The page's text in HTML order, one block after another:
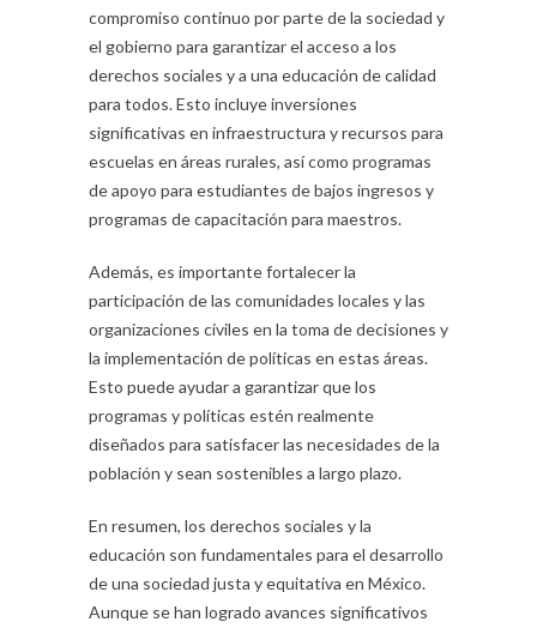
compromiso continuo por parte de la sociedad y
el gobierno para garantizar el acceso a los
derechos sociales y a una educación de calidad
para todos. Esto incluye inversiones
significativas en infraestructura y recursos para
escuelas en áreas rurales, así como programas
de apoyo para estudiantes de bajos ingresos y
programas de capacitación para maestros.
Además, es importante fortalecer la
participación de las comunidades locales y las
organizaciones civiles en la toma de decisiones y
la implementación de políticas en estas áreas.
Esto puede ayudar a garantizar que los
programas y políticas estén realmente
diseñados para satisfacer las necesidades de la
población y sean sostenibles a largo plazo.
En resumen, los derechos sociales y la
educación son fundamentales para el desarrollo
de una sociedad justa y equitativa en México.
Aunque se han logrado avances significativos